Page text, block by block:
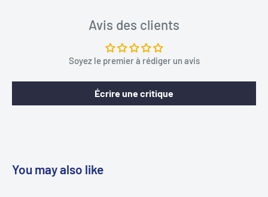
Avis des clients
Soyez le premier à rédiger un avis
Écrire une critique
You may also like